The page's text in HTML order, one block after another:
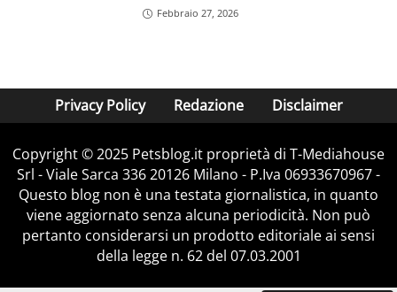
Febbraio 27, 2026
Privacy Policy Redazione Disclaimer
Copyright © 2025 Petsblog.it proprietà di T-Mediahouse
Srl - Viale Sarca 336 20126 Milano - P.Iva 06933670967 -
Questo blog non è una testata giornalistica, in quanto
viene aggiornato senza alcuna periodicità. Non può
pertanto considerarsi un prodotto editoriale ai sensi
della legge n. 62 del 07.03.2001